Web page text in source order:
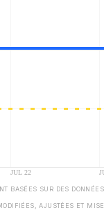
BASÉES SUR DES
AJUSTÉES ET